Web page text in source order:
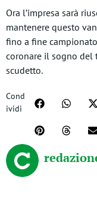
Ora l’impresa sarà
mantenere questo
fino a fine
coronare il sogno del
scudetto.
Cond
ividi